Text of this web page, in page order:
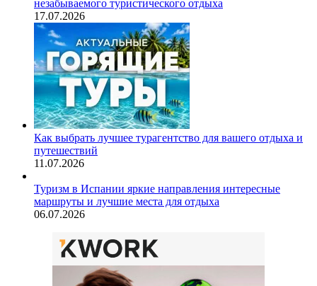
незабываемого туристического отдыха
17.07.2026
Как выбрать лучшее турагентство для вашего отдыха и
путешествий
11.07.2026
Туризм в Испании яркие направления интересные
маршруты и лучшие места для отдыха
06.07.2026